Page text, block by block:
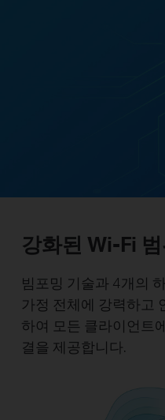
강화된 Wi-Fi 범
빔포밍 기술과 4개의
가정 전체에 강력하고
하여 모든 클라이언트
결을 제공합니다.